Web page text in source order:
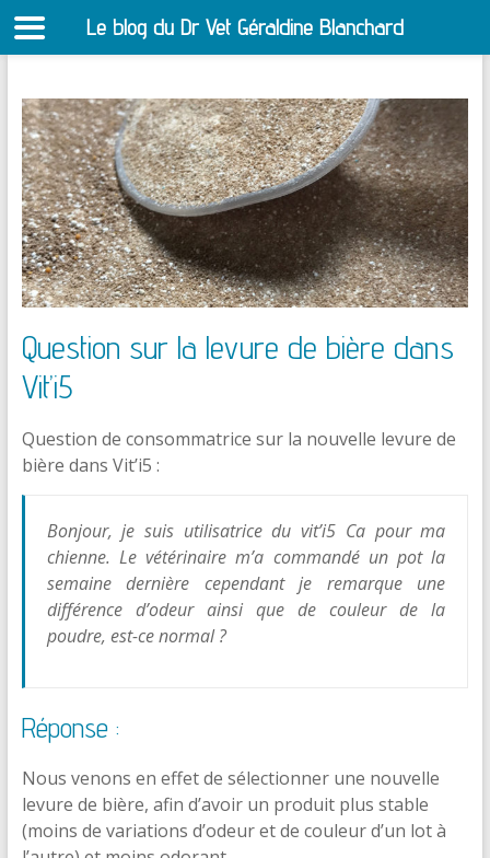
contenu
Question sur la levure de bière dans
Vit’i5
Question de consommatrice sur la nouvelle levure de
bière dans Vit’i5 :
Bonjour, je suis utilisatrice du vit’i5 Ca pour ma
chienne. Le vétérinaire m’a commandé un pot la
semaine dernière cependant je remarque une
différence d’odeur ainsi que de couleur de la
poudre, est-ce normal ?
Réponse :
Nous venons en effet de sélectionner une nouvelle
levure de bière, afin d’avoir un produit plus stable
(moins de variations d’odeur et de couleur d’un lot à
Le blog du Dr Vet Géraldine Blanchard